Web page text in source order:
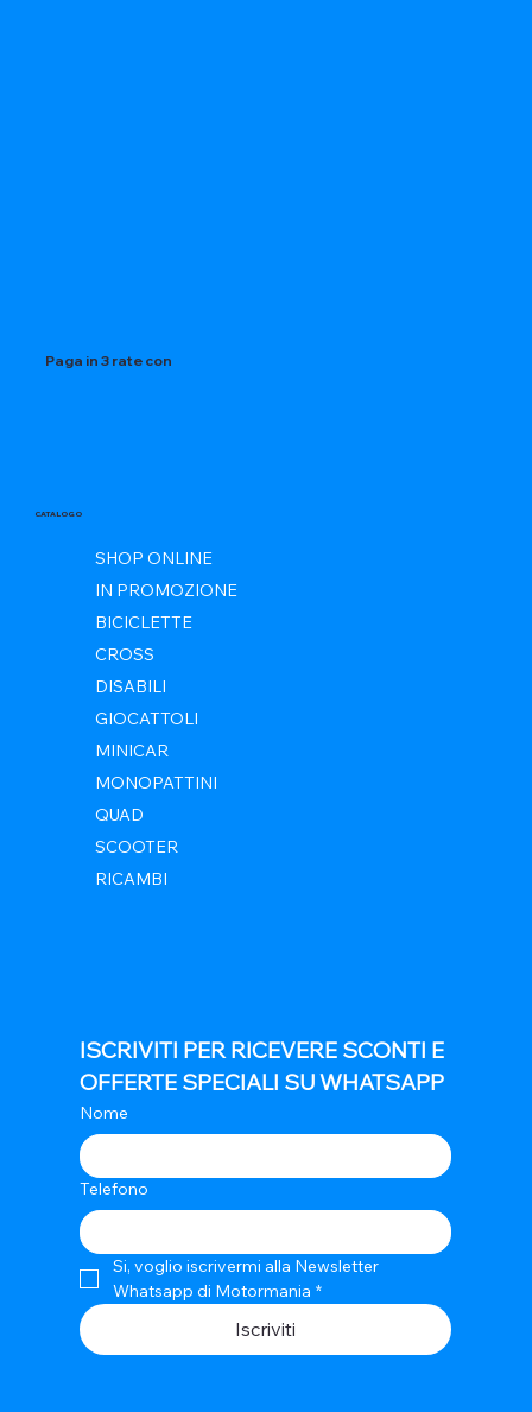
Paga in 3 rate con
CATALOGO
SHOP ONLINE
IN PROMOZIONE
BICICLETTE
CROSS
DISABILI
GIOCATTOLI
MINICAR
MONOPATTINI
QUAD
SCOOTER
RICAMBI
ISCRIVITI PER RICEVERE SCONTI E
OFFERTE SPECIALI SU WHATSAPP
Nome
Telefono
Si, voglio iscrivermi alla Newsletter
Whatsapp di Motormania *
Iscriviti